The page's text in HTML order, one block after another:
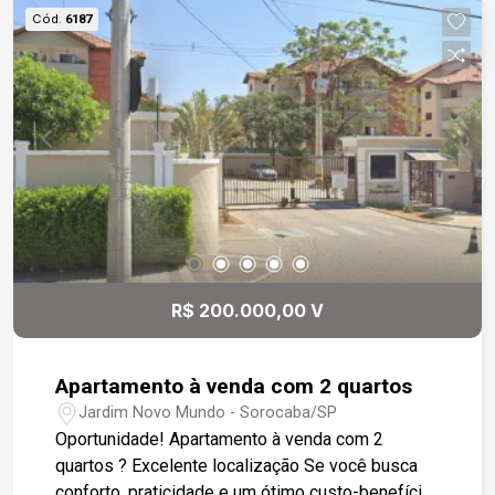
visitas. A área de serviço é bem distribuída, e o
apartamento conta ainda com duas vagas de
garagem cobertas, proporcionando comodidade
extra. Sua localização é um grande diferencial:
próximo ao terminal e à rodoviária, com fácil
acesso à Avenida São Paulo, Marginal Dom
Aguirre e Avenida Afonso Vergueiro, colocando
você perto de tudo o que a cidade tem de melhor.
Cód. 6187
R$ 200.000,00 V
Apartamento à venda com 2 quartos
Jardim Novo Mundo - Sorocaba/SP
Oportunidade! Apartamento à venda com 2
quartos ? Excelente localização Se você busca